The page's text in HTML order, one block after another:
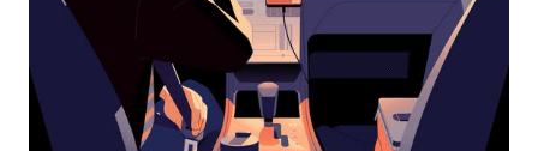
touche
pour
fermer
le
calendrier.